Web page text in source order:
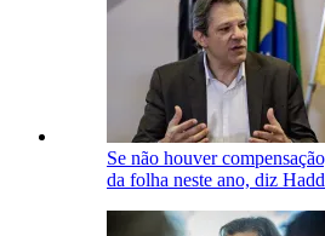
Se não houver
da folha neste ano, diz